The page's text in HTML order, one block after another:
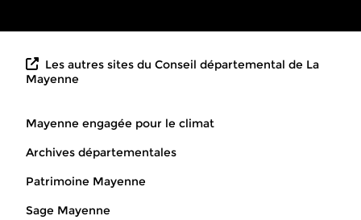
Les autres sites du Conseil départemental de La
Mayenne
Mayenne engagée pour le climat
Archives départementales
Patrimoine Mayenne
Sage Mayenne